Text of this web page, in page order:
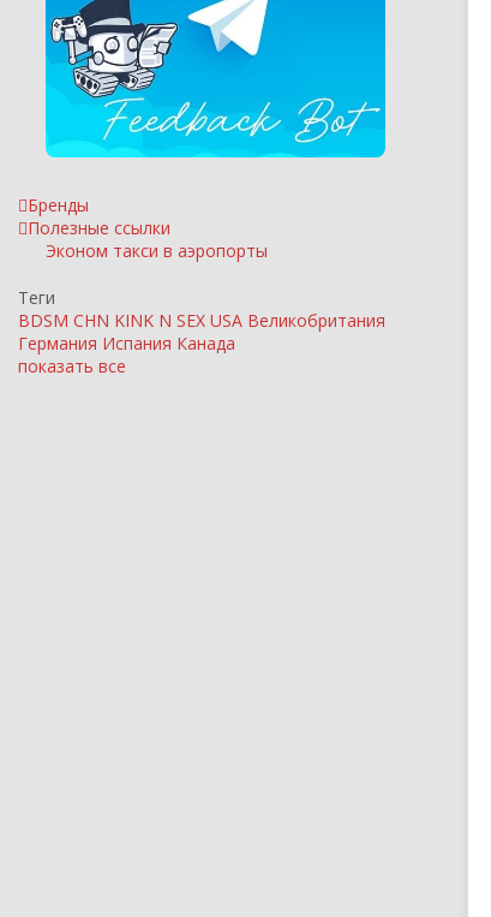
Бренды
Полезные ссылки
Эконом такси в аэропорты
Теги
BDSM CHN KINK N SEX USA Великобритания
Германия Испания Канада
показать все